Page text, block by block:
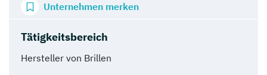
Tätigkeitsbereich
Hersteller von Brillen
Unternehmen merken